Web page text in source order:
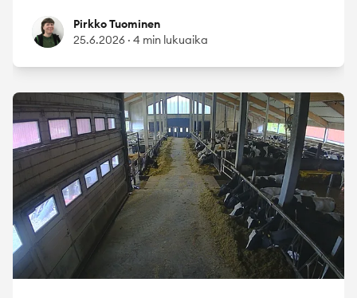
Pirkko Tuominen
Pirkko Tuominen
25.6.2026 · 4 min lukuaika